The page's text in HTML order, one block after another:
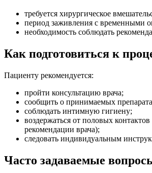
требуется хирургическое
период заживления с временными
необходимость соблюдать
Как подготовиться к
Пациенту рекомендуется:
пройти консультацию врача;
сообщить о принимаемых
соблюдать интимную гигиену;
воздержаться от половых
рекомендации врача);
следовать индивидуальным
Часто задаваемые